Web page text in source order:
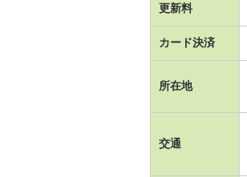
更新料
カード決済
所在地
交通